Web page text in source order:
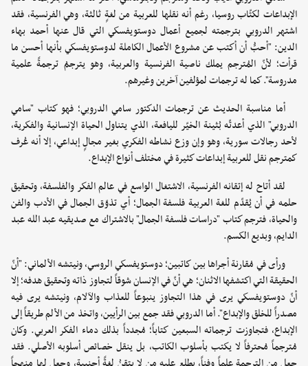
الإبداعات لكتّاب روسيا، رغم أنه نقلها للعربية من لغةٍ ثالثة، وهي الفرنسية، فقد
اشتهر الدروبي بترجمته لجميع أعمال دوستويفسكي التي قال عنها أحمد بهاء
الدين: "أحبُّ أن أكتب عن مشروع الأعمال الكاملة لدوستويفسكي بأنها أحسن ما
قرأت؛ لأنّ المُترجم يملك ناصية الفرنسية والعربية، وهو يترجمُ ترجمةً علمية
مدروسة". كما له ترجمات لمؤلفين آخرين وغيرهم.
أما مناسبة الحديث عن ترجمات الدكتور سامي الدروبي؛ فهو كتاب "سامي
الدروبي" الذي أعدتّه بُثينة الخيّر لليافعة، الذي يتناول الحياة الإنسانية والفكرية،
لأحد رجالات سورية، وهو وإن وزع نشاطه الفكري بغير مجالٍ إبداعي، إلا أنه عُرف
كمترجم نقل للعربية إبداعات كثيرة في مختلف أنواع الإبداع.
لقد أتاح له إتقانه الفرنسية، الاشتغال الواسع في عالم الفكر والفلسفة، وتحقيق
حلمه في أن يُقدّم للغة العربية فلسفة الجمال؛ أي تذوّق الجمال في الأدب والفن
والحياة، فترجم كتاب "دراسات فلسفة الجمال" بالاشتراك مع صديقيه عبد الله عبد
الدايم، وبديع الكسم.
ورأى في مُقارنة أجراها بين كاتبين؛ دوستويفسكي الروسي، ونيتشه الألماني: "أنّ
الحقيقة التي اكتشفها الاثنان؛ هي أنّ في الإنسان شوقاً لتجاوز ذاته وتحقيق هدفه؛ إلا
أنّ دوستويفسكي يرى في هذا التجاوز ينبوعاً للعذاب والآلام، ونيتشه يرى فيه
مصدراً للخلق والإبداع". أما الدروبي فقد جمع بين الرأيين، واتخذ من الألم طريقاً إلى
الإبداع، فتجاوزت ترجماته السبعين كتاباً؛ مُجدداً بذلك دماء الفكر العربي. وكان
مُترجماً مُحترفاً لا يكتب بأسلوب الكاتب، بل ينقل خصائص أسلوبه الأصلي. فقد